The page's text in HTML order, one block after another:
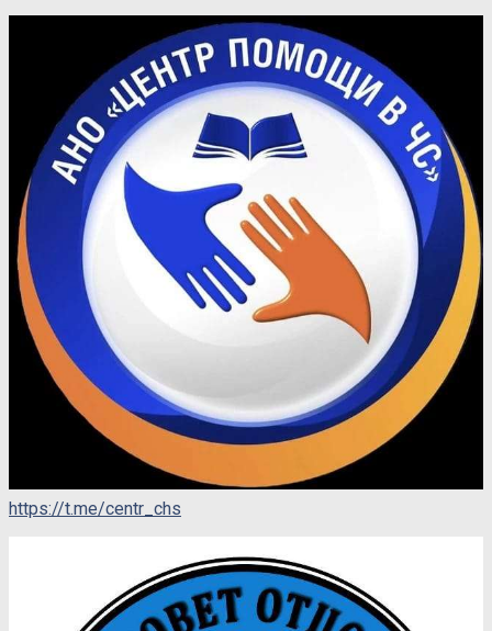
https://t.me/centr_chs